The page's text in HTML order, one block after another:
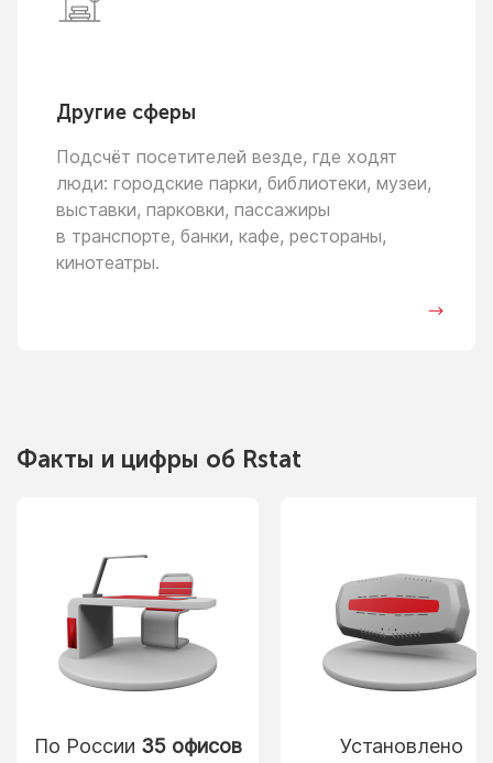
Другие сферы
Подсчёт посетителей везде, где ходят
люди: городские парки, библиотеки, музеи,
выставки, парковки, пассажиры
в транспорте, банки, кафе, рестораны,
кинотеатры.
Факты и цифры об Rstat
По России 35 офисов
Установлено